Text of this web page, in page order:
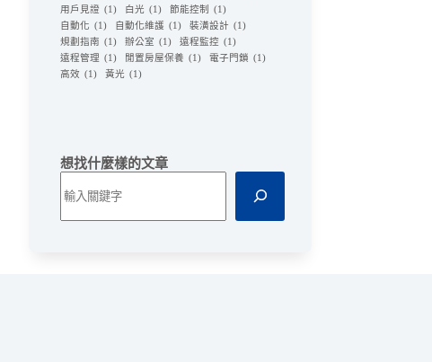
用戶見證 (1) 白光 (1) 節能控制
(1)
自動化 (1) 自動化維護 (1) 裝潢設計 (1)
規劃指南 (1) 辦公室 (1) 遠程監控 (1)
遠程管理 (1) 閒置房屋保養 (1) 電子門鎖 (1)
高效 (1) 黃光 (1)
想找什麼樣的文章